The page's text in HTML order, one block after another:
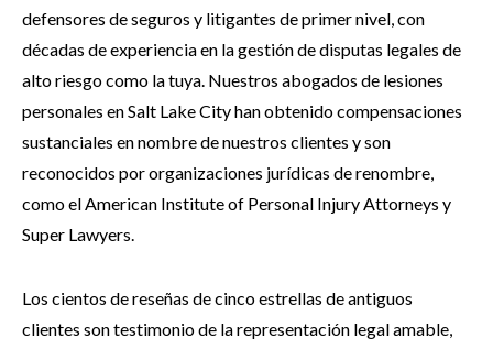
defensores de seguros y litigantes de primer nivel, con
décadas de experiencia en la gestión de disputas legales de
alto riesgo como la tuya. Nuestros abogados de lesiones
personales en Salt Lake City han obtenido compensaciones
sustanciales en nombre de nuestros clientes y son
reconocidos por organizaciones jurídicas de renombre,
como el American Institute of Personal Injury Attorneys y
Super Lawyers.
Los cientos de reseñas de cinco estrellas de antiguos
clientes son testimonio de la representación legal amable,